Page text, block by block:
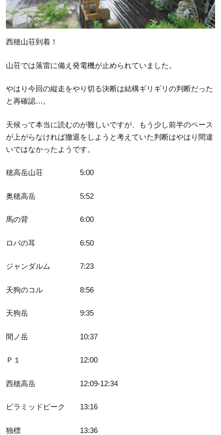
西穂山荘到着！
山荘では落雷に備え発電機が止められていました。
やはり今回の縦走をやり切る決断は結構ギリギリの判断だった
と再確認…。
天候って本当に読むのが難しいですが、もう少し前半のペース
が上がらなければ撤退をしようと考えていた判断はやはり間違
いではなかったようです。
穂高岳山荘 5:00
奥穂高岳 5:52
馬の背 6:00
ロバの耳 6:50
ジャンダルム 7:23
天狗のコル 8:56
天狗岳 9:35
間ノ岳 10:37
Ｐ１ 12:00
西穂高岳 12:09-12:34
ピラミッドピーク 13:16
独標 13:36